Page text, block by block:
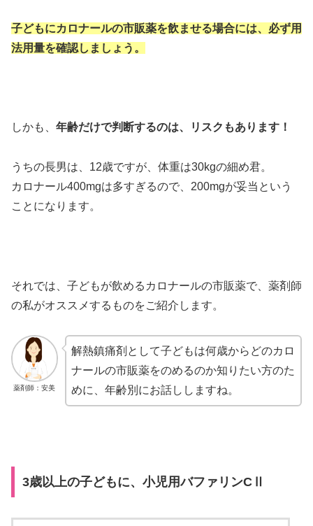
子どもにカロナールの市販薬を飲ませる場合には、必ず用
法用量を確認しましょう。
しかも、 年齢だけで判断するのは、リスクもあります！
うちの長男は、12歳ですが、体重は30kgの細め君。
カロナール400mgは多すぎるので、200mgが妥当という
ことになります。
それでは、子どもが飲めるカロナールの市販薬で、薬剤師
の私がオススメするものをご紹介します。
薬剤師：安美
解熱鎮痛剤として子どもは何歳からどのカロ
ナールの市販薬をのめるのか知りたい方のた
めに、年齢別にお話ししますね。
3歳以上の子どもに、小児用バファリンCⅡ